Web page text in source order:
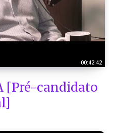
00:42:42
[Pré-candidato